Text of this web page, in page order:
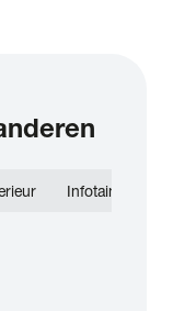
Infotainment